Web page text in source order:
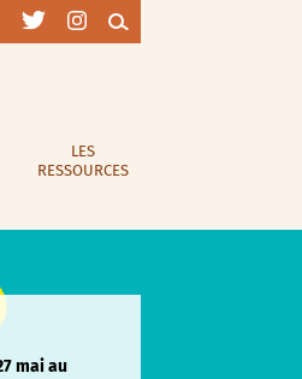
LES
RESSOURCES
mai au